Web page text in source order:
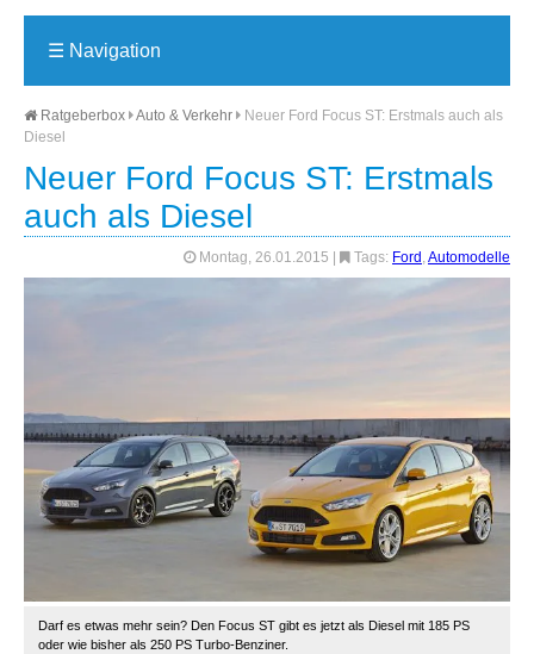
☰ Navigation
Ratgeberbox Auto & Verkehr
Neuer Ford Focus ST: Erstmals auch als
Diesel
Neuer Ford Focus ST: Erstmals
auch als Diesel
Montag, 26.01.2015 Tags: Ford , Automodelle
Darf es etwas mehr sein? Den Focus ST gibt es jetzt als Diesel mit 185 PS
oder wie bisher als 250 PS Turbo-Benziner.